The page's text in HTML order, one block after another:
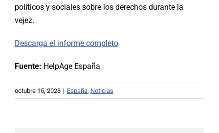
políticos y sociales sobre los derechos durante la
vejez.
Descarga el informe completo
Fuente: HelpAge España
octubre 15, 2023 | España, Noticias